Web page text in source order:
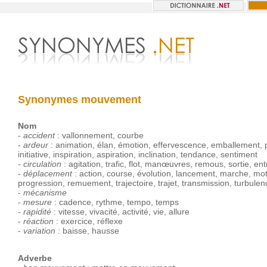
Synonymes mouvement
Nom
- accident: vallonnement, courbe
- ardeur: animation élan émotion effervescence emballement,
initiative
inspiration aspiration inclination tendance sentiment
- circulation : agitation trafic, flot, manœuvres, remous, sortie
- déplacement: action course évolution lancement, marche
progression
remuement, trajectoire trajet, transmission
- mécanisme
- mesure: cadence rythme tempo, temps
- rapidité: vitesse vivacité activité vie allure
- réaction : exercice
réflexe
- variation : baisse hausse
Adverbe